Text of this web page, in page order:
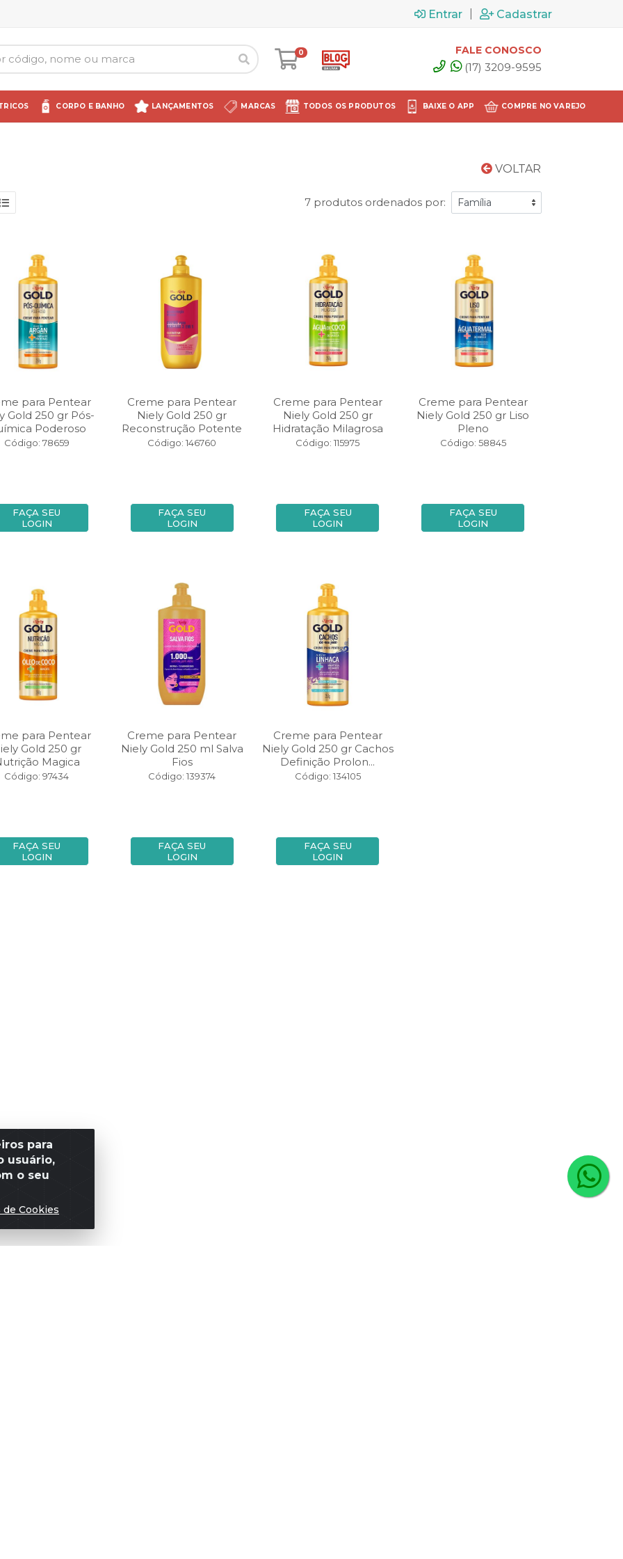
Entrar Cadastrar
0 FALE CONOSCO
(17) 3209-9595
CORPO E BANHO LANÇAMENTOS MARCAS TODOS OS PRODUTOS BAIXE O APP COMPRE NO VAREJO
VOLTAR
7 produtos ordenados por:
para Pentear
Gold 250 gr Pós-
Poderoso
Código: 78659
FAÇA SEU
LOGIN
Creme para Pentear
Niely Gold 250 gr
Reconstrução Potente
Código: 146760
FAÇA SEU
LOGIN
Creme para Pentear
Niely Gold 250 gr
Hidratação Milagrosa
Código: 115975
FAÇA SEU
LOGIN
Creme para Pentear
Niely Gold 250 gr Liso
Pleno
Código: 58845
FAÇA SEU
LOGIN
para Pentear
Gold 250 gr
Magica
Código: 97434
FAÇA SEU
LOGIN
Creme para Pentear
Niely Gold 250 ml Salva
Fios
Código: 139374
FAÇA SEU
LOGIN
Creme para Pentear
Niely Gold 250 gr Cachos
Definição Prolon...
Código: 134105
FAÇA SEU
LOGIN
para
usuário,
o seu
Cookies